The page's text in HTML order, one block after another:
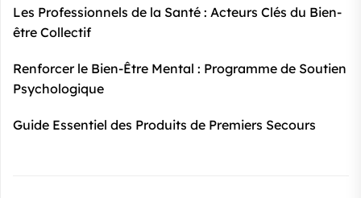
Les Professionnels de la Santé : Acteurs Clés du Bien-
être Collectif
Renforcer le Bien-Être Mental : Programme de Soutien
Psychologique
Guide Essentiel des Produits de Premiers Secours